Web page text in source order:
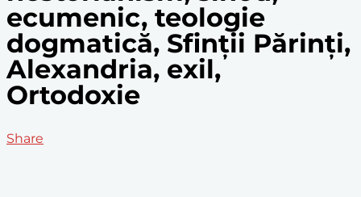
ecumenic, teologie
dogmatică, Sfinții Părinți,
Alexandria, exil,
Ortodoxie
Share